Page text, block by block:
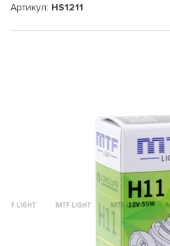
Артикул: HS1211